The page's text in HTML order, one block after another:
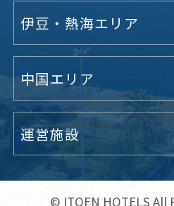
伊豆・熱海エリア
中国エリア
運営施設
© ITOEN HOTELS All